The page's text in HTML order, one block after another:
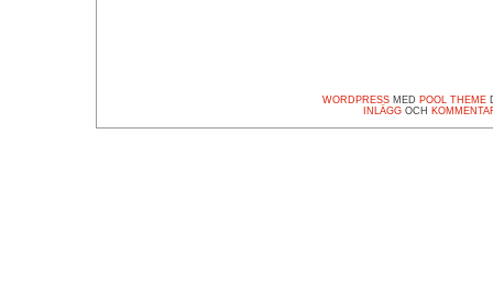
WORDPRESSMED POOL THEME
INLÄGGOCH